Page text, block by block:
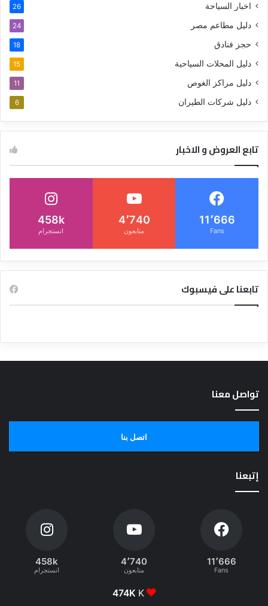
اخبار السياحة 26
دليل مطاعم مصر 24
حجز فنادق 18
دليل المحلات السياحية 15
دليل مراكز الغوص 11
دليل شركات الطيران 6
تابع العروض و الاخبار
11٬666
Fans
4٬740
متابعون
458k
انستجرام
تابعنا على فيسبوك
تواصل معنا
اتصل بنا
إتبعنا
11٬666
Fans
4٬740
متابعون
458k
انستجرام
474K K